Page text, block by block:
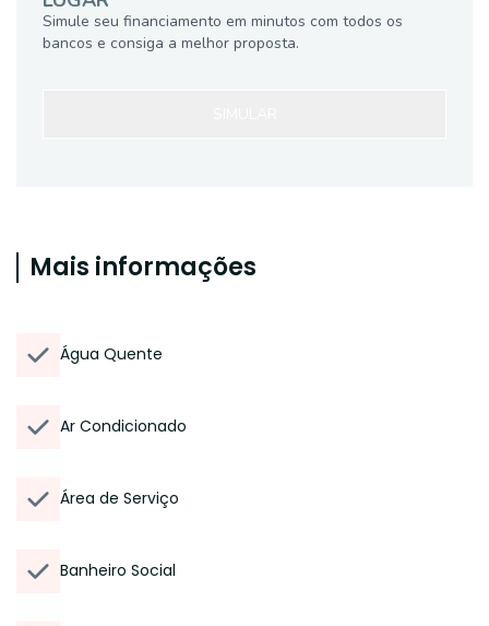
Simule seu financiamento em minutos com todos os
bancos e consiga a melhor proposta.
Mais informações
Água Quente
Ar Condicionado
Área de Serviço
Banheiro Social